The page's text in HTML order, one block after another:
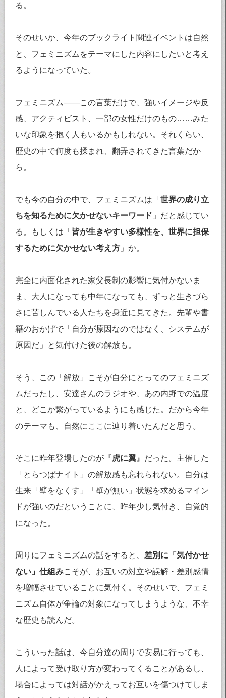
る。
そのせいか、今年のブックライト関連イベントは自然
と、フェミニズムをテーマにした内容にしたいと考え
るようになっていた。
フェミニズム——この言葉だけで、強いイメージや反
感、アクティビスト、一部の女性だけのもの……みた
いな印象を抱く人もいるかもしれない。それくらい、
歴史の中で何度も揉まれ、翻弄されてきた言葉だか
ら。
でも今の自分の中で、フェミニズムは「 世界の成り立
ちを知るために欠かせないキーワード 」だと感じてい
る。もしくは「 皆が生きやすい多様性を、世界に担保
するために欠かせない考え方 」か。
完全に内面化された家父長制の影響に気付かないま
ま、大人になっても中年になっても、ずっと生きづら
さに苦しんでいる人たちを身近に見てきた。先輩や書
籍のおかげで「自分が原因なのではなく、システムが
原因だ」と気付けた後の解放も。
そう、この「解放」こそが自分にとってのフェミニズ
ムだったし、安達さんのラジオや、あの内野での温度
と、どこか繋がっているようにも感じた。だから今年
のテーマも、自然にここに辿り着いたんだと思う。
そこに昨年登場したのが『虎に翼 』だった。主催した
「とらつばナイト」の解放感も忘れられない。自分は
生来「壁をなくす」「壁が無い」状態を求めるマイン
ドが強いのだということに、昨年少し気付き、自覚的
になった。
周りにフェミニズムの話をすると、 差別に「気付かせ
ない」仕組みこそが、お互いの対立や誤解・差別感情
を増幅させていることに気付く。そのせいで、フェミ
ニズム自体が争論の対象になってしまうような、不幸
な歴史も読んだ。
こういった話は、今自分達の周りで安易に行っても、
人によって受け取り方が変わってくることがあるし、
場合によっては対話がかえってお互いを傷つけてしま